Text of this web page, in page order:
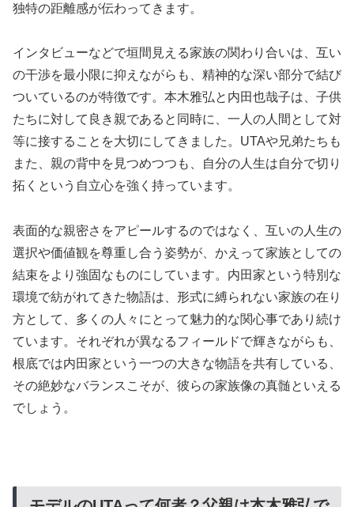
独特の距離感が伝わってきます。
インタビューなどで垣間見える家族の関わり合いは、互い
の干渉を最小限に抑えながらも、精神的な深い部分で結び
ついているのが特徴です。本木雅弘と内田也哉子は、子供
たちに対して良き親であると同時に、一人の人間として対
等に接することを大切にしてきました。UTAや兄弟たちも
また、親の背中を見つめつつも、自分の人生は自分で切り
拓くという自立心を強く持っています。
表面的な親密さをアピールするのではなく、互いの人生の
選択や価値観を尊重し合う姿勢が、かえって家族としての
結束をより強固なものにしています。内田家という特別な
環境で紡がれてきた物語は、形式に縛られない家族の在り
方として、多くの人々にとって魅力的な関心事であり続け
ています。それぞれが異なるフィールドで輝きながらも、
根底では内田家という一つの大きな物語を共有している、
その絶妙なバランスこそが、彼らの家族像の真髄といえる
でしょう。